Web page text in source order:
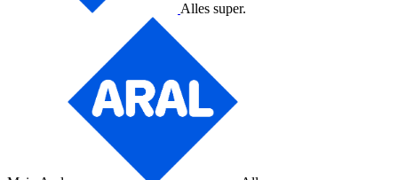
Alles super.